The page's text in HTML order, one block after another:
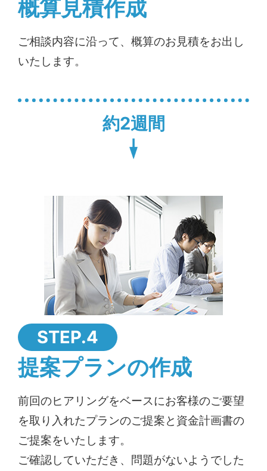
概算見積作成
ご相談内容に沿って、概算のお見積をお出し
いたします。
約2週間
STEP.4
提案プランの作成
前回のヒアリングをベースにお客様のご要望
を取り入れたプランのご提案と資金計画書の
ご提案をいたします。
ご確認していただき、問題がないようでした